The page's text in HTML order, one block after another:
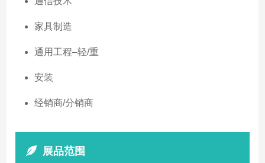
家具制造
通用工程–轻/重
安装
经销商/分销商
展品范围